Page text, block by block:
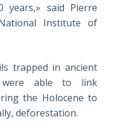
years,» said Pierre
Institute of
trapped in ancient
were able to link
the Holocene to
deforestation.